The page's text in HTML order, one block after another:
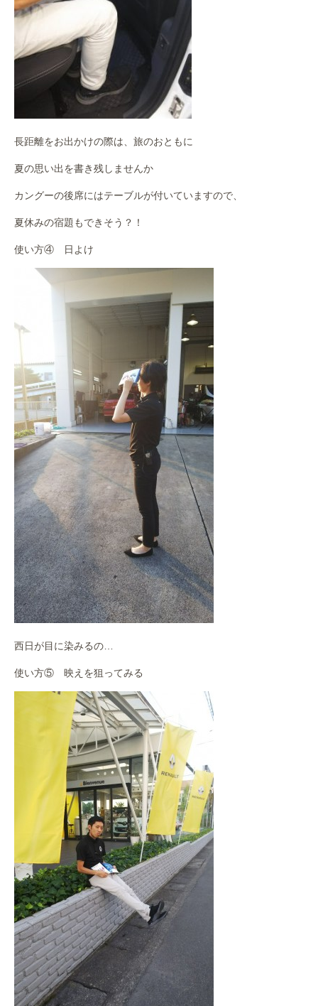
長距離をお出かけの際は、旅のおともに
夏の思い出を書き残しませんか
カングーの後席にはテーブルが付いていますので、
夏休みの宿題もできそう？！
使い方④ 日よけ
西日が目に染みるの…
使い方⑤ 映えを狙ってみる